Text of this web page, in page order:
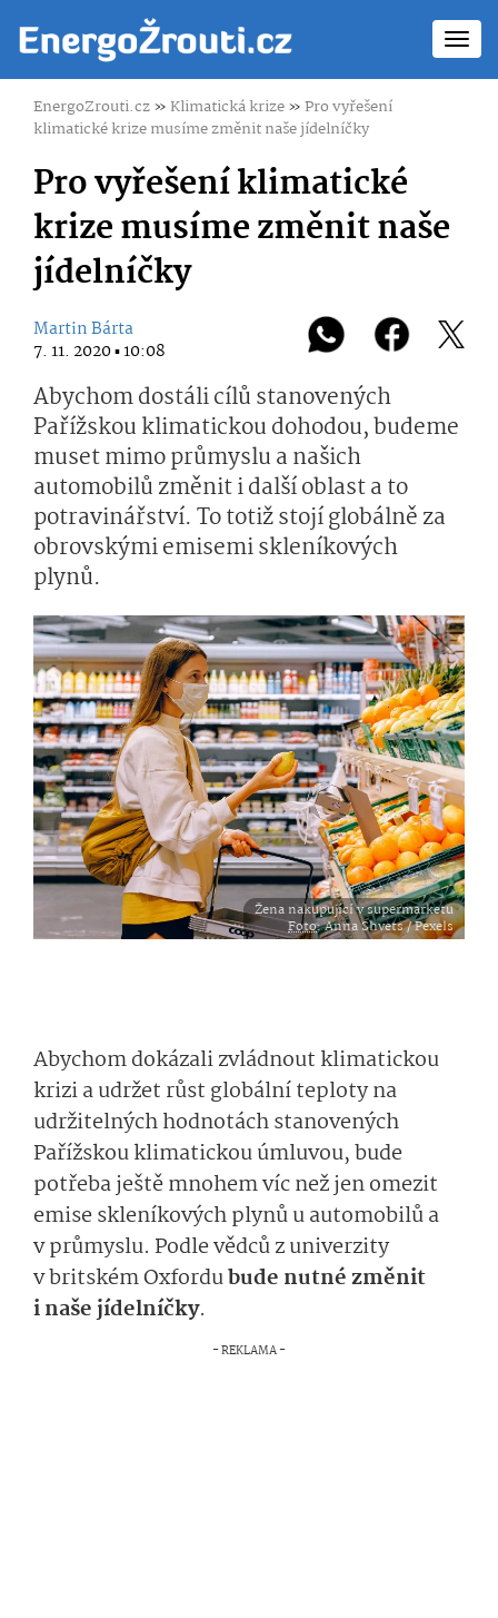
EnergoZrouti.cz»Klimatická krize»Pro vyřešení
klimatické krize musíme změnit naše jídelníčky
Pro vyřešení klimatické
krize musíme změnit naše
jídelníčky
Martin Bárta
7. 11. 2020 ▪ 10:08
Abychom dostáli cílů stanovených
Pařížskou klimatickou dohodou, budeme
muset mimo průmyslu a našich
automobilů změnit i další oblast a to
potravinářství. To totiž stojí globálně za
obrovskými emisemi skleníkových
plynů.
Žena nakupující v supermarketu
Foto: Anna Shvets / Pexels
Abychom dokázali zvládnout klimatickou
krizi a udržet růst globální teploty na
udržitelných hodnotách stanovených
Pařížskou klimatickou úmluvou, bude
potřeba ještě mnohem víc než jen omezit
emise skleníkových plynů u automobilů a
v průmyslu. Podle vědců z univerzity
v britském Oxfordubude nutné změnit
i naše jídelníčky.